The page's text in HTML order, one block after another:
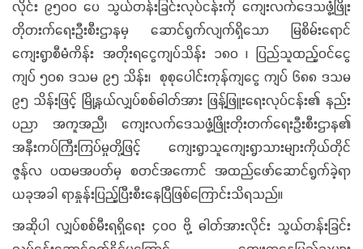
လိုင်း ၉၅၀၀ ပေ သွယ်တန်းခြင်းလုပ်ငန်းကို ကျေးလက်ဒေသဖွံ့ဖြိုး
တိုတးက်ရေးဦးစီးဌာနမှ ဆောင်ရွက်လျက်ရှိသော မြစိမ်းရောင်
ကျေးရွာစီမံကိန်း အတိုးရငွေကျပ်သိန်း ၁၈၀ ၊ ပြည်သူထည့်ဝင်ငွေ
ကျပ် ၅၀၈ ဒသမ ၉၅ သိန်း၊ စုစုပေါင်းကုန်ကျငွေ ကျပ် ၆၈၈ ဒသမ
၉၅ သိန်းဖြင့် မြို့နယ်လျှပ်စစ်ဓါတ်အား ဖြန့်ဖြူးရေးလုပ်ငန်း၏ နည်း
ပညာ အကူအညီ၊ ကျေးလက်ဒေသဖွံ့ဖြိုးတိုးတက်ရေးဦးစီးဌာန၏
အနီးကပ်ကြီးကြပ်မှုတို့ဖြင့် ကျေးရွာသူကျေးရွာသားများကိုယ်တိုင်
ဇွန်လ ပထမအပတ်မှ စတင်အကောင် အထည်ဖော်ဆောင်ရွက်ခဲ့ရာ
ယခုအခါ ရာနှုန်းပြည့်ပြီးစီးနေပြီဖြစ်ကြောင်းသိရသည်။
အဆိုပါ လျှပ်စစ်မီးရရှိရေး ၄၀၀ ဗို့ ဓါတ်အားလိုင်း သွယ်တန်းခြင်း